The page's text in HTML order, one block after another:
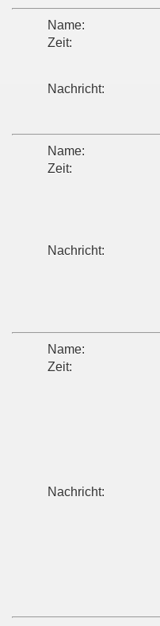
Name:
Zeit:
Nachricht:
Name:
Zeit:
Nachricht:
Name:
Zeit:
Nachricht: